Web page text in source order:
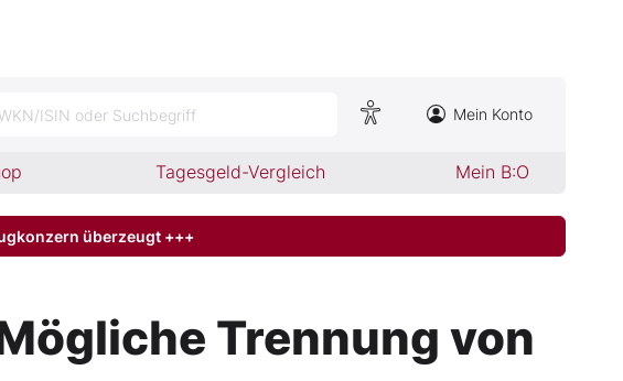
ISIN oder Suchbegriff Mein Konto
Tagesgeld-Vergleich Mein B:O
überzeugt +++
Trennung von